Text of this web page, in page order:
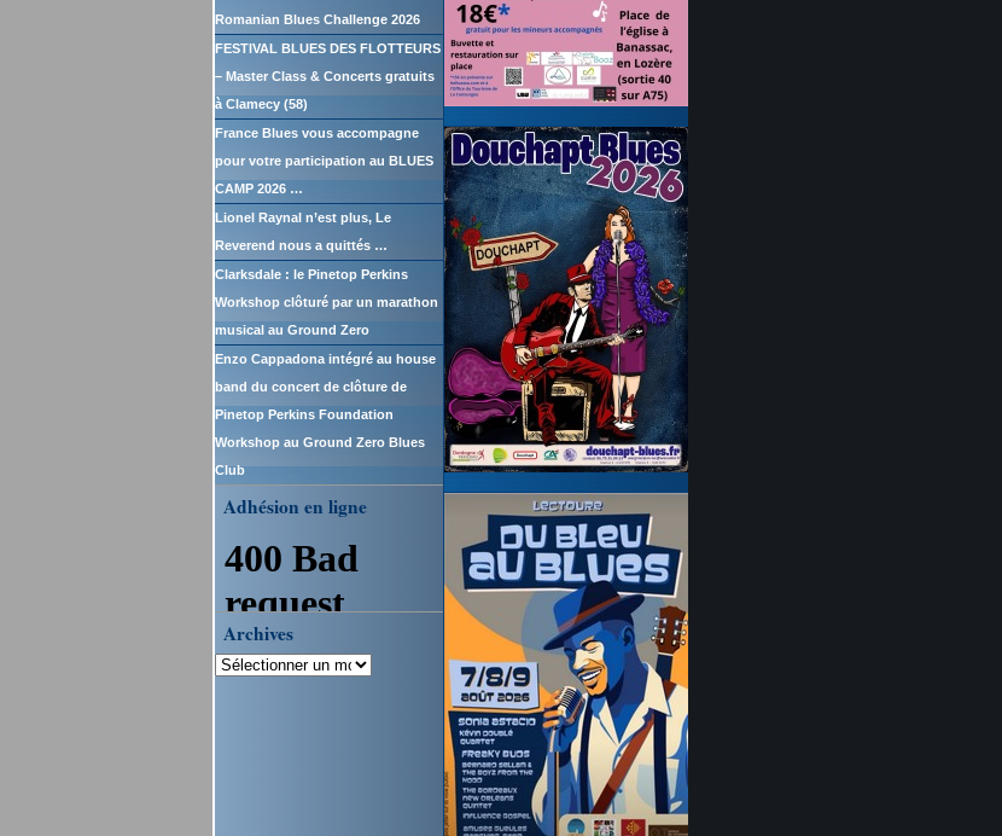
Romanian Blues Challenge 2026
FESTIVAL BLUES DES FLOTTEURS
– Master Class & Concerts gratuits
à Clamecy (58)
France Blues vous accompagne
pour votre participation au BLUES
CAMP 2026 …
Lionel Raynal n’est plus, Le
Reverend nous a quittés …
Clarksdale : le Pinetop Perkins
Workshop clôturé par un marathon
musical au Ground Zero
Enzo Cappadona intégré au house
band du concert de clôture de
Pinetop Perkins Foundation
Workshop au Ground Zero Blues
Club
Adhésion en ligne
Archives